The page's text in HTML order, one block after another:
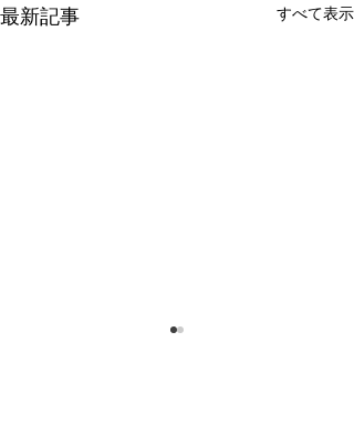
最新記事 すべて表示